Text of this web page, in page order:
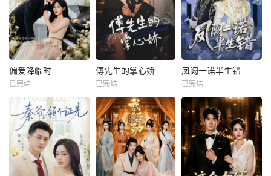
偏爱降临时
已完结
傅先生的掌心娇
已完结
凤阙一诺半生错
已完结